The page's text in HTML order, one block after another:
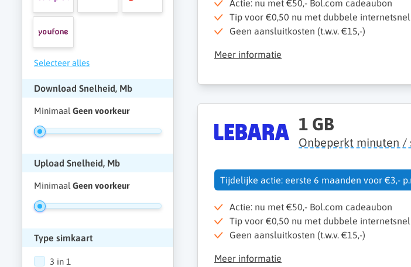
Selecteer alles
Download Snelheid, Mb
Minimaal Geen voorkeur
Upload Snelheid, Mb
Minimaal Geen voorkeur
Type simkaart
3 in 1
Actie: nu met €50,- Bol.com cadeaubon
Tip voor €0,50 nu met dubbele
Geen aansluitkosten (t.w.v. €15,-)
Meer informatie
1 GB
Onbeperkt minuten /
Tijdelijke actie: eerste 6 maanden voor €3,-
Actie: nu met €50,- Bol.com cadeaubon
Tip voor €0,50 nu met dubbele
Geen aansluitkosten (t.w.v. €15,-)
Meer informatie